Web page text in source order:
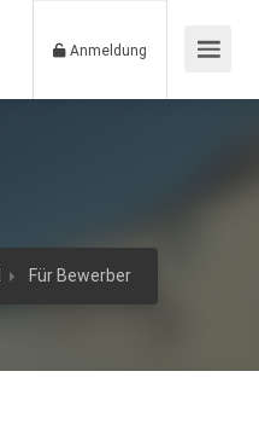
Anmeldung
Für Bewerber